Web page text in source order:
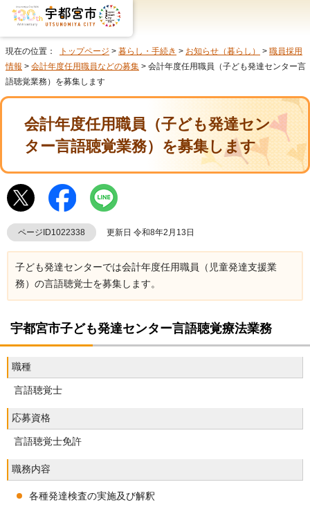
現在の位置： トップページ > 暮らし・手続き > お知らせ（暮らし） > 職員採用
情報 > 会計年度任用職員などの募集 > 会計年度任用職員（子ども発達センター言
語聴覚業務）を募集します
会計年度任用職員（子ども発達セン
ター言語聴覚業務）を募集します
ページID1022338 更新日 令和8年2月13日
子ども発達センターでは会計年度任用職員（児童発達支援業
務）の言語聴覚士を募集します。
宇都宮市子ども発達センター言語聴覚療法業務
職種
言語聴覚士
応募資格
言語聴覚士免許
職務内容
各種発達検査の実施及び解釈